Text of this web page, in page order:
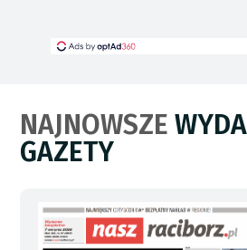
NAJNOWSZE
GAZETY